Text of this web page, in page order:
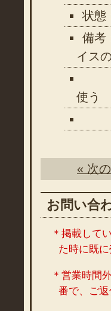
状態
備考
イスの
バ
使う
の
« 次
お問い合
＊掲載して
た時に既
＊営業時間
番で、ご返